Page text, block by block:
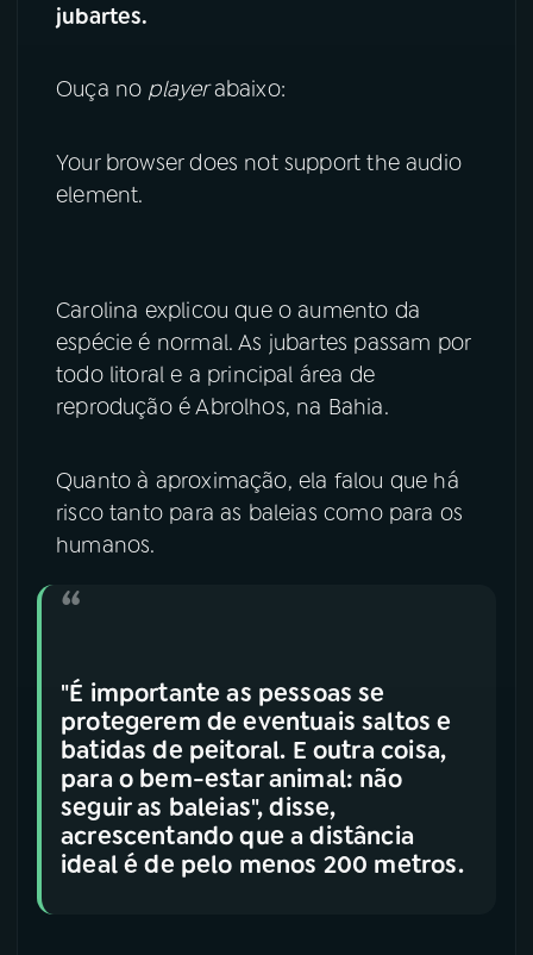
jubartes.
Ouça no playerabaixo:
Your browser does not support the audio
element.
Carolina explicou que o aumento da
espécie é normal. As jubartes passam por
todo litoral e a principal área de
reprodução é Abrolhos, na Bahia.
Quanto à aproximação, ela falou que há
risco tanto para as baleias como para os
humanos.
"É importante as pessoas se
protegerem de eventuais saltos e
batidas de peitoral. E outra coisa,
para o bem-estar animal: não
seguir as baleias", disse,
acrescentando que a distância
ideal é de pelo menos 200 metros.